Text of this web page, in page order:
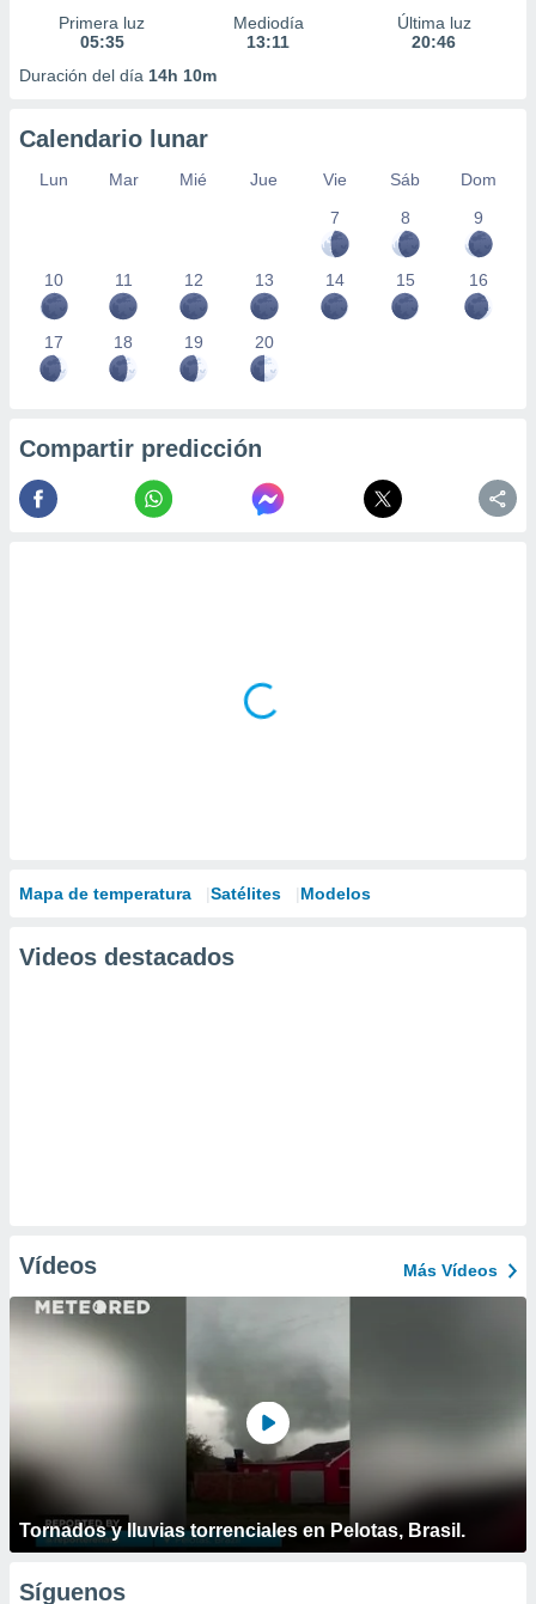
Primera luz
05:35
Mediodía
13:11
Última luz
20:46
Duración del día 14h 10m
Calendario lunar
Lun Mar Mié Jue Vie Sáb
Dom
7
8 9
10 11 12 13 14 15 16
17 18 19 20
Compartir predicción
Mapa de temperatura Satélites Modelos
Videos destacados
Vídeos Más Vídeos
Tornados y lluvias torrenciales en Pelotas, Brasil.
Síguenos